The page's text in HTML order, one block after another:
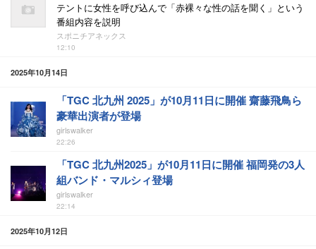
テントに女性を呼び込んで「赤裸々な性の話を聞く」という
番組内容を説明
スポニチアネックス
12:10
2025年10月14日
「TGC 北九州 2025」が10月11日に開催 齋藤飛鳥ら
豪華出演者が登場
girlswalker
22:26
「TGC 北九州2025」が10月11日に開催 福岡発の3人
組バンド・マルシィ登場
girlswalker
22:14
2025年10月12日